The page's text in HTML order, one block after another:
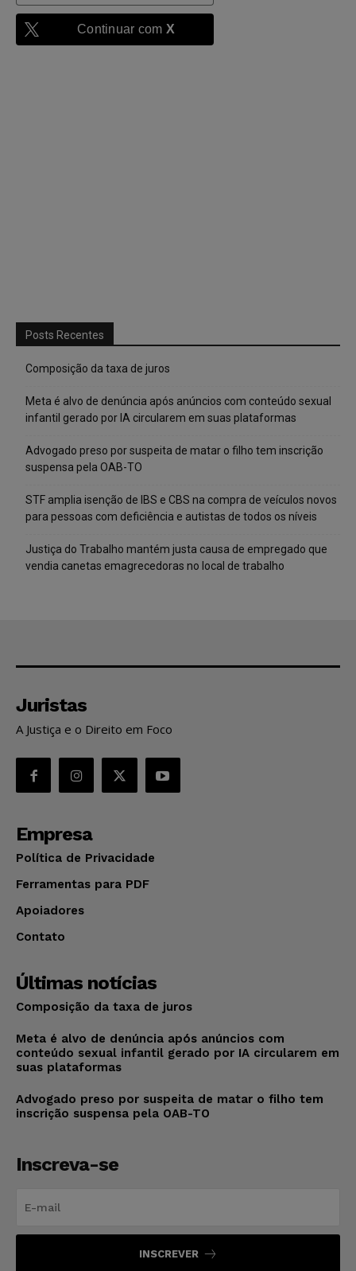
Continuar com X
Posts Recentes
Composição da taxa de juros
Meta é alvo de denúncia após anúncios com conteúdo sexual
infantil gerado por IA circularem em suas plataformas
Advogado preso por suspeita de matar o filho tem inscrição
suspensa pela OAB-TO
STF amplia isenção de IBS e CBS na compra de veículos novos
para pessoas com deficiência e autistas de todos os níveis
Justiça do Trabalho mantém justa causa de empregado que
vendia canetas emagrecedoras no local de trabalho
Juristas
A Justiça e o Direito em Foco
Empresa
Política de Privacidade
Ferramentas para PDF
Apoiadores
Contato
Últimas notícias
Composição da taxa de juros
Meta é alvo de denúncia após anúncios com
conteúdo sexual infantil gerado por IA circularem em
suas plataformas
Advogado preso por suspeita de matar o filho tem
inscrição suspensa pela OAB-TO
Inscreva-se
INSCREVER